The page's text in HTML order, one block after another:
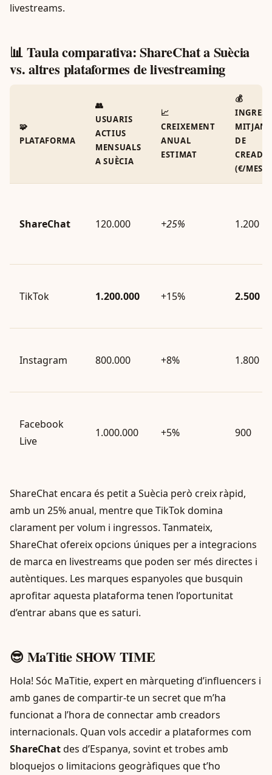
livestreams.
📊 Taula comparativa: ShareChat a Suècia
vs. altres plataformes de livestreaming
🧩
PLATAFORMA
👥
USUARIS
ACTIUS
MENSUALS
A SUÈCIA
📈
CREIXEMENT
ANUAL
ESTIMAT
💰
MITJANS
DE
(€/MES)
ShareChat 120.000 +25% 1.200
TikTok 1.200.000 +15% 2.500
Instagram 800.000 +8% 1.800
Facebook
Live
1.000.000 +5% 900
ShareChat encara és petit a Suècia però creix ràpid,
amb un 25% anual, mentre que TikTok domina
clarament per volum i ingressos. Tanmateix,
ShareChat ofereix opcions úniques per a integracions
de marca en livestreams que poden ser més directes i
autèntiques. Les marques espanyoles que busquin
aprofitar aquesta plataforma tenen l’oportunitat
d’entrar abans que es saturi.
😎 MaTitie SHOW TIME
Hola! Sóc MaTitie, expert en màrqueting d’influencers i
amb ganes de compartir-te un secret que m’ha
funcionat a l’hora de connectar amb creadors
internacionals. Quan vols accedir a plataformes com
ShareChatdes d’Espanya, sovint et trobes amb
bloquejos o limitacions geogràfiques que t’ho